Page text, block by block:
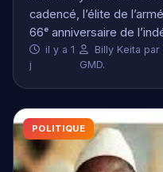
POLITIQUE